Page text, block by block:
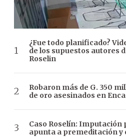
¿Fue todo planificado?
de los supuestos autores
Roselin
Robaron más de G. 350
de oro asesinados en
Caso Roselín: Imputación
apunta a premeditación y